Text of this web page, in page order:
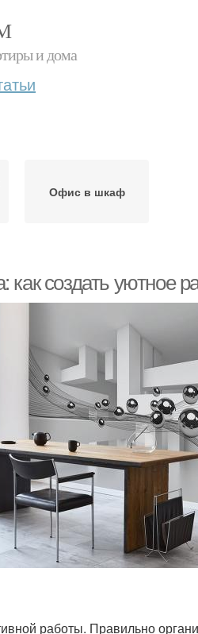
и дома
Офис в шкаф
создать уютное
работы. Правильно